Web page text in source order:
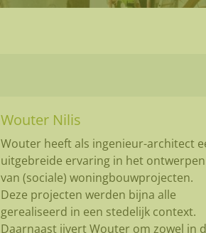
Wouter Nilis
Wouter heeft als ingenieur-architect
uitgebreide ervaring in het ontwerpen
van (sociale) woningbouwprojecten.
Deze projecten werden bijna alle
gerealiseerd in een stedelijk context.
Daarnaast ijvert Wouter om zowel in